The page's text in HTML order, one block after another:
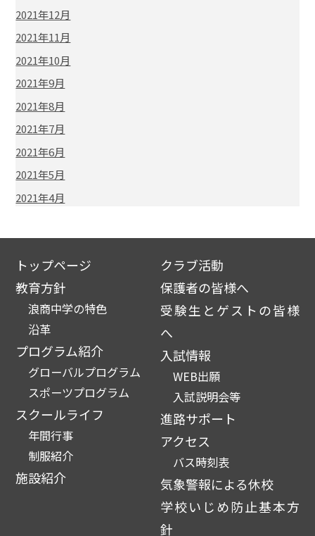
2021年12月
2021年11月
2021年10月
2021年9月
2021年8月
2021年7月
2021年6月
2021年5月
2021年4月
トップページ
教育方針
浪商中学の特色
沿革
プログラム紹介
グローバルプログラム
スポーツプログラム
スクールライフ
年間行事
制服紹介
施設紹介
クラブ活動
保護者の皆様へ
受験生とゲストの皆様
へ
入試情報
WEB出願
入試説明会等
進路サポート
アクセス
バス時刻表
気象警報による休校
学校いじめ防止基本方
針